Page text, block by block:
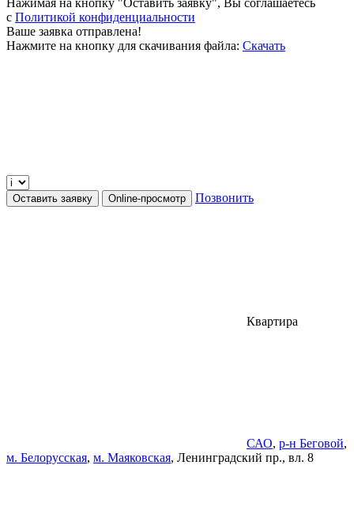
Нажимая на кнопку "Оставить заявку", Вы соглашаетесь
c Политикой конфиденциальности
Ваше заявка отправлена!
Нажмите на кнопку для скачивания файла: Скачать
Оставить заявку Online-просмотр Позвонить
Квартира
САО, р-н Беговой,
м. Белорусская, м. Маяковская, Ленинградский пр., вл. 8